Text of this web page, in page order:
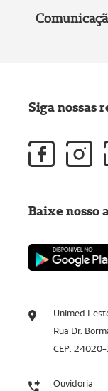
Unimed
Rua Dr.
CEP:
Ouvidoria
Siga nossas
Baixe nosso